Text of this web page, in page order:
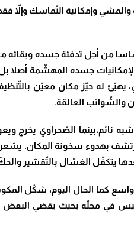
والمشي وإمكانية التّماسك
من أجل تدفئة جسده
جسده المهشّمة أصلا
يهيّئ له حيّز مكان معيّن
والشّوائب العالقة.
شبه نائم،بينما الصّحراوي
يرتشف بهدوء سخونة المكان.
يتكفّل الغسّال بالتّقشير
كما الحال اليوم، شكّل
ليس في محلّه بحيث يقضي البعض